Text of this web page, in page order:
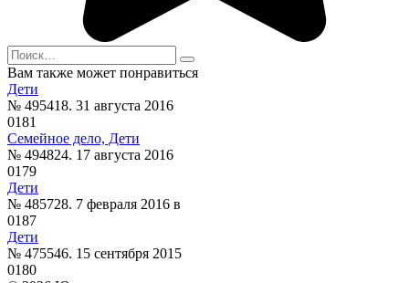
Search
for:
Вам также может понравиться
Дети
№ 495418. 31 августа 2016
0181
Семейное дело, Дети
№ 494824. 17 августа 2016
0179
Дети
№ 485728. 7 февраля 2016 в
0187
Дети
№ 475546. 15 сентября 2015
0180